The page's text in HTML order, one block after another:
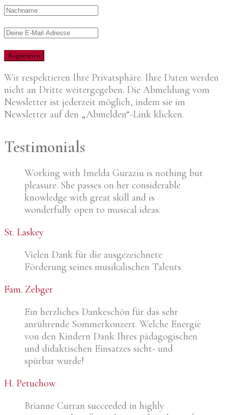
Wir respektieren Ihre Privatsphäre. Ihre Daten werden
nicht an Dritte weitergegeben. Die Abmeldung vom
Newsletter ist jederzeit möglich, indem sie im
Newsletter auf den „Abmelden“-Link klicken.
Testimonials
Working with Imelda Guraziu is nothing but
pleasure. She passes on her considerable
knowledge with great skill and is
wonderfully open to musical ideas.
St. Laskey
Vielen Dank für die ausgezeichnete
Förderung seines musikalischen Talents
Fam. Zebger
Ein herzliches Dankeschön für das sehr
anrührende Sommerkonzert. Welche Energie
von den Kindern Dank Ihres pädagogischen
und didaktischen Einsatzes sicht- und
spürbar wurde!
H. Petuchow
Brianne Curran succeeded in highly